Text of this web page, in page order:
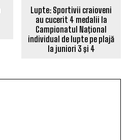
Lupte: Sportivii craioveni
individual de lupte pe plajă